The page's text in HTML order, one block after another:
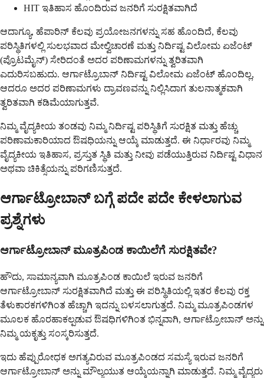
HIT ಇತಿಹಾಸ ಹೊಂದಿರುವ ಜನರಿಗೆ ಸುರಕ್ಷಿತವಾಗಿದೆ
ಆದಾಗ್ಯೂ, ಹೆಪಾರಿನ್ ಕೆಲವು ಪ್ರಯೋಜನಗಳನ್ನು ಸಹ ಹೊಂದಿದೆ, ಕೆಲವು
ಪರಿಸ್ಥಿತಿಗಳಲ್ಲಿ ಸುಲಭವಾದ ಮೇಲ್ವಿಚಾರಣೆ ಮತ್ತು ನಿರ್ದಿಷ್ಟ ವಿಲೋಮ ಏಜೆಂಟ್
(ಪ್ರೊಟಮೈನ್) ಸೇರಿದಂತೆ ಅದರ ಪರಿಣಾಮಗಳನ್ನು ತ್ವರಿತವಾಗಿ
ಎದುರಿಸಬಹುದು. ಆರ್ಗಾಟ್ರೊಬಾನ್ ನಿರ್ದಿಷ್ಟ ವಿಲೋಮ ಏಜೆಂಟ್ ಹೊಂದಿಲ್ಲ,
ಆದರೂ ಅದರ ಪರಿಣಾಮಗಳು ದ್ರಾವಣವನ್ನು ನಿಲ್ಲಿಸಿದಾಗ ತುಲನಾತ್ಮಕವಾಗಿ
ತ್ವರಿತವಾಗಿ ಕಡಿಮೆಯಾಗುತ್ತವೆ.
ನಿಮ್ಮ ವೈದ್ಯಕೀಯ ತಂಡವು ನಿಮ್ಮ ನಿರ್ದಿಷ್ಟ ಪರಿಸ್ಥಿತಿಗೆ ಸುರಕ್ಷಿತ ಮತ್ತು ಹೆಚ್ಚು
ಪರಿಣಾಮಕಾರಿಯಾದ ಔಷಧಿಯನ್ನು ಆಯ್ಕೆ ಮಾಡುತ್ತದೆ. ಈ ನಿರ್ಧಾರವು ನಿಮ್ಮ
ವೈದ್ಯಕೀಯ ಇತಿಹಾಸ, ಪ್ರಸ್ತುತ ಸ್ಥಿತಿ ಮತ್ತು ನೀವು ಪಡೆಯುತ್ತಿರುವ ನಿರ್ದಿಷ್ಟ ವಿಧಾನ
ಅಥವಾ ಚಿಕಿತ್ಸೆಯನ್ನು ಪರಿಗಣಿಸುತ್ತದೆ.
ಆರ್ಗಾಟ್ರೋಬಾನ್ ಬಗ್ಗೆ ಪದೇ ಪದೇ ಕೇಳಲಾಗುವ
ಪ್ರಶ್ನೆಗಳು
ಆರ್ಗಾಟ್ರೋಬಾನ್ ಮೂತ್ರಪಿಂಡ ಕಾಯಿಲೆಗೆ ಸುರಕ್ಷಿತವೇ?
ಹೌದು, ಸಾಮಾನ್ಯವಾಗಿ ಮೂತ್ರಪಿಂಡ ಕಾಯಿಲೆ ಇರುವ ಜನರಿಗೆ
ಆರ್ಗಾಟ್ರೋಬಾನ್ ಸುರಕ್ಷಿತವಾಗಿದೆ ಮತ್ತು ಈ ಪರಿಸ್ಥಿತಿಯಲ್ಲಿ ಇತರ ಕೆಲವು ರಕ್ತ
ತೆಳುಕಾರಕಗಳಿಗಿಂತ ಹೆಚ್ಚಾಗಿ ಇದನ್ನು ಬಳಸಲಾಗುತ್ತದೆ. ನಿಮ್ಮ ಮೂತ್ರಪಿಂಡಗಳ
ಮೂಲಕ ಹೊರಹಾಕಲ್ಪಡುವ ಔಷಧಿಗಳಿಗಿಂತ ಭಿನ್ನವಾಗಿ, ಆರ್ಗಾಟ್ರೋಬಾನ್ ಅನ್ನು
ನಿಮ್ಮ ಯಕೃತ್ತು ಸಂಸ್ಕರಿಸುತ್ತದೆ.
ಇದು ಹೆಪ್ಪುರೋಧಕ ಅಗತ್ಯವಿರುವ ಮೂತ್ರಪಿಂಡದ ಸಮಸ್ಯೆ ಇರುವ ಜನರಿಗೆ
ಆರ್ಗಾಟ್ರೋಬಾನ್ ಅನ್ನು ಮೌಲ್ಯಯುತ ಆಯ್ಕೆಯನ್ನಾಗಿ ಮಾಡುತ್ತದೆ. ನಿಮ್ಮ ವೈದ್ಯರು